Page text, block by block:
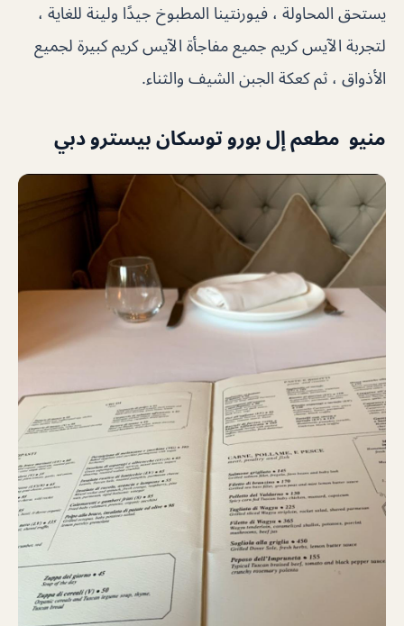
يستحق المحاولة ، فيورنتينا المطبوخ جيدًا ولينة للغاية ،
لتجربة الآيس كريم جميع مفاجأة الآيس كريم كبيرة لجميع
الأذواق ، ثم كعكة الجبن الشيف والثناء.
منيو مطعم إل بورو توسكان بيسترو دبي